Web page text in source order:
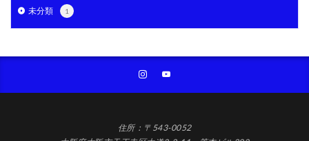
未分類 1
住所：〒543-0052